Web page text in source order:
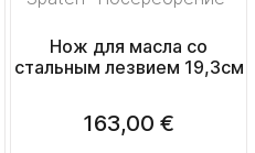
Нож для масла со
стальным лезвием 19,3см
163,00 €